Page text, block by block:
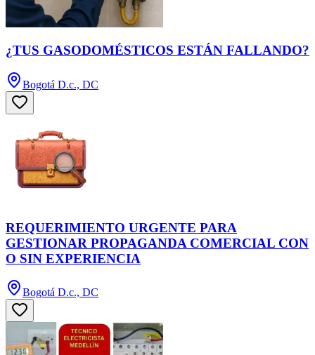
¿TUS GASODOMÉSTICOS ESTÁN FALLANDO?
Bogotá D.c., DC
REQUERIMIENTO URGENTE PARA
GESTIONAR PROPAGANDA COMERCIAL CON
O SIN EXPERIENCIA
Bogotá D.c., DC